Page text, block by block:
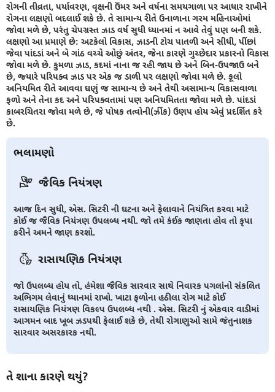
રોગની તીવ્રતા, પર્યાવરણ, વૃક્ષની ઉંમર અને વર્ષના સમયગાળા પર આધાર રાખીને
રોગના લક્ષણો બદલાઈ શકે છે. તે સામાન્ય રીતે ઉનાળાના ગરમ મહિનાઓમાં
જોવા મળે છે, પરંતુ ચેપગ્રસ્ત ઝાડ વર્ષ સુધી ધ્યાનમાં ન આવે તેવું પણ બની શકે.
લક્ષણો આ પ્રમાણે છે: અટકેલો વિકાસ, ઝાડની ટોચ પાતળી અને સીધી, પીંછાં
જેવા પાંદડાં અને બે ગાંઠ વચ્ચે ઓછું અંતર, જેના કારણે ગુચ્છેદાર પ્રકારનો વિકાસ
જોવા મળે છે. કુમળા ઝાડ, કદમાં નાના જ રહી જાય છે અને બિન-ઉપજાઉ બને
છે, જ્યારે પરિપક્વ ઝાડ પર એક જ ડાળી પર લક્ષણો જોવા મળે છે. ફૂલો
અનિયમિત રીતે આવવા ઘણું જ સામાન્ય છે અને તેથી અસામાન્ય વિકાસવાળા
ફળો અને તેના કદ અને પરિપક્વતામાં પણ અનિયમિતતા જોવા મળે છે. પાંદડાં
કાબરચિતરા જોવા મળે છે, જે પોષક તત્વોની(ઝીંક) ઉણપ હોય એવું પ્રદર્શિત કરે
છે.
ભલામણો
જૈવિક નિયંત્રણ
આજ દિન સુધી, એસ. સિટરી ની ઘટના અને ફેલાવાને નિયંત્રિત કરવા માટે
કોઈ જ જૈવિક નિયંત્રણ ઉપલબ્ધ નથી. જો તમે કંઈક જાણતા હોવ તો કૃપા
કરીને અમને જાણ કરશો.
રાસાયણિક નિયંત્રણ
જો ઉપલબ્ધ હોય તો, હંમેશા જૈવિક સારવાર સાથે નિવારક પગલાંનો સંકલિત
અભિગમ લેવાનું ધ્યાનમાં રાખો. ખાટા ફળોના હઠીલા રોગ માટે કોઈ
રાસાયણિક નિયંત્રણ વિકલ્પ ઉપલબ્ધ નથી . એસ. સિટરી નું એકવાર વાડીમાં
આગમન બાદ ખૂબ ઝડપથી ફેલાઈ શકે છે, તેથી રોગાણુઓ સામે જંતુનાશક
સારવાર અસરકારક નથી.
તે શાના કારણે થયું?